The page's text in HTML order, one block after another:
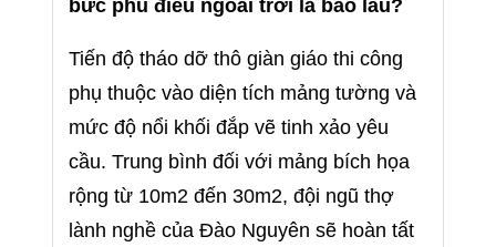
bức phù điêu ngoài trời là bao lâu?
Tiến độ tháo dỡ thô giàn giáo thi công
phụ thuộc vào diện tích mảng tường và
mức độ nổi khối đắp vẽ tinh xảo yêu
cầu. Trung bình đối với mảng bích họa
rộng từ 10m2 đến 30m2, đội ngũ thợ
lành nghề của Đào Nguyên sẽ hoàn tất